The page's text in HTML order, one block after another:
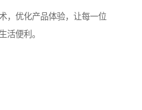
，优化产品体验，让每一位
活便利。